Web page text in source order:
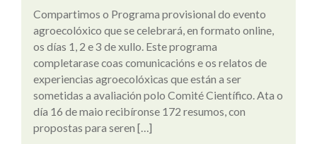
Compartimos o Programa provisional do evento
agroecolóxico que se celebrará, en formato online,
os días 1, 2 e 3 de xullo. Este programa
completarase coas comunicacións e os relatos de
experiencias agroecolóxicas que están a ser
sometidas a avaliación polo Comité Científico. Ata o
día 16 de maio recibíronse 172 resumos, con
propostas para seren […]